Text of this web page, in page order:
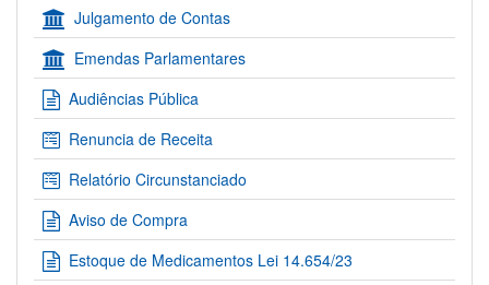
Julgamento de Contas
Emendas Parlamentares
Audiências Pública
Renuncia de Receita
Relatório Circunstanciado
Aviso de Compra
Estoque de Medicamentos Lei 14.654/23